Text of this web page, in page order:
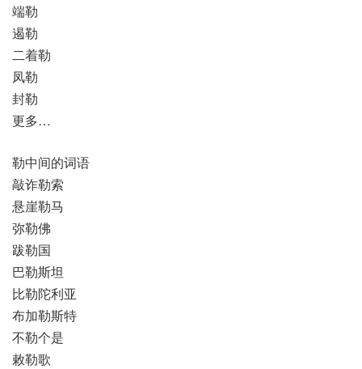
端勒
遏勒
二着勒
凤勒
封勒
更多…
勒中间的词语
敲诈勒索
悬崖勒马
弥勒佛
跋勒国
巴勒斯坦
比勒陀利亚
布加勒斯特
不勒个是
敕勒歌